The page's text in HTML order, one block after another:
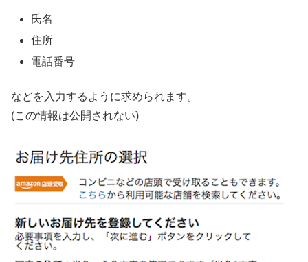
氏名
住所
電話番号
などを入力するように求められます。
(この情報は公開されない)